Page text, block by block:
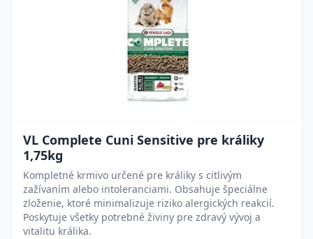
VL Complete Cuni Sensitive pre králiky
1,75kg
Kompletné krmivo určené pre králiky s citlivým
zažívaním alebo intoleranciami. Obsahuje špeciálne
zloženie, ktoré minimalizuje riziko alergických reakcií.
Poskytuje všetky potrebné živiny pre zdravý vývoj a
vitalitu králika.